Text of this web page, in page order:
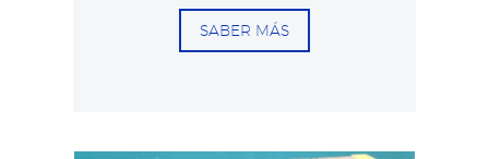
SABER MÁS